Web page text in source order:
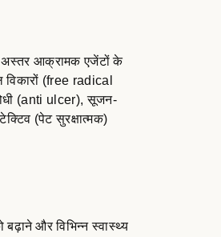
अस्तर आक्रामक एजेंटों के
(free radical
(anti ulcer), सूजन-
(पेट सुरक्षात्मक)
और विभिन्न स्वास्थ्य